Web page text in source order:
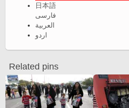
日本語
فارسی
العربية
اردو
Related pins